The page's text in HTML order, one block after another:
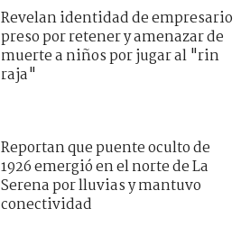
Revelan identidad de empresario
preso por retener y amenazar de
muerte a niños por jugar al "rin
raja"
Reportan que puente oculto de
1926 emergió en el norte de La
Serena por lluvias y mantuvo
conectividad